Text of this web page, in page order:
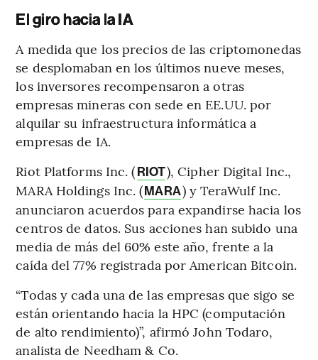
El giro hacia la IA
A medida que los precios de las criptomonedas
se desplomaban en los últimos nueve meses,
los inversores recompensaron a otras
empresas mineras con sede en EE.UU. por
alquilar su infraestructura informática a
empresas de IA.
Riot Platforms Inc. (RIOT), Cipher Digital Inc.,
MARA Holdings Inc. (MARA) y TeraWulf Inc.
anunciaron acuerdos para expandirse hacia los
centros de datos. Sus acciones han subido una
media de más del 60% este año, frente a la
caída del 77% registrada por American Bitcoin.
“Todas y cada una de las empresas que sigo se
están orientando hacia la HPC (computación
de alto rendimiento)”, afirmó John Todaro,
analista de Needham & Co.